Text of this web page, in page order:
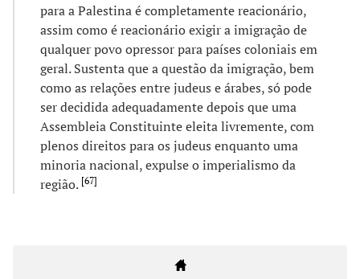
para a Palestina é completamente reacionário,
assim como é reacionário exigir a imigração de
qualquer povo opressor para países coloniais em
geral. Sustenta que a questão da imigração, bem
como as relações entre judeus e árabes, só pode
ser decidida adequadamente depois que uma
Assembleia Constituinte eleita livremente, com
plenos direitos para os judeus enquanto uma
minoria nacional, expulse o imperialismo da
região. [67]